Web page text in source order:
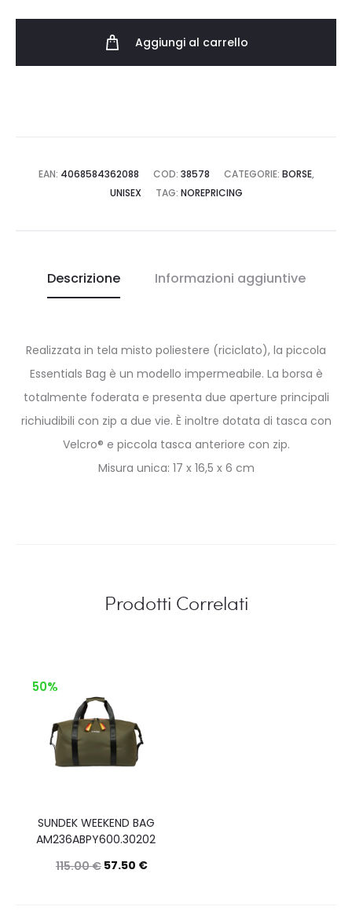
Aggiungi al carrello
EAN: 4068584362088 COD: 38578 CATEGORIE: BORSE,
UNISEX
TAG: NOREPRICING
Descrizione Informazioni aggiuntive
Realizzata in tela misto poliestere (riciclato), la piccola
Essentials Bag è un modello impermeabile. La borsa è
totalmente foderata e presenta due aperture principali
richiudibili con zip a due vie. È inoltre dotata di tasca con
Velcro® e piccola tasca anteriore con zip.
Misura unica: 17 x 16,5 x 6 cm
Prodotti Correlati
50%
SUNDEK WEEKEND BAG
AM236ABPY600.30202
115.00€ 57.50 €